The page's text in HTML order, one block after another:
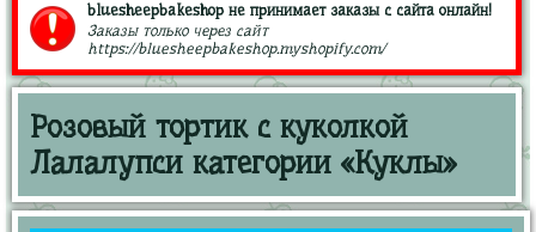
bluesheepbakeshop не принимает заказы с сайта онлайн!
Заказы только через сайт
https://bluesheepbakeshop.myshopify.com/
Розовый тортик с куколкой
Лалалупси категории «Куклы»